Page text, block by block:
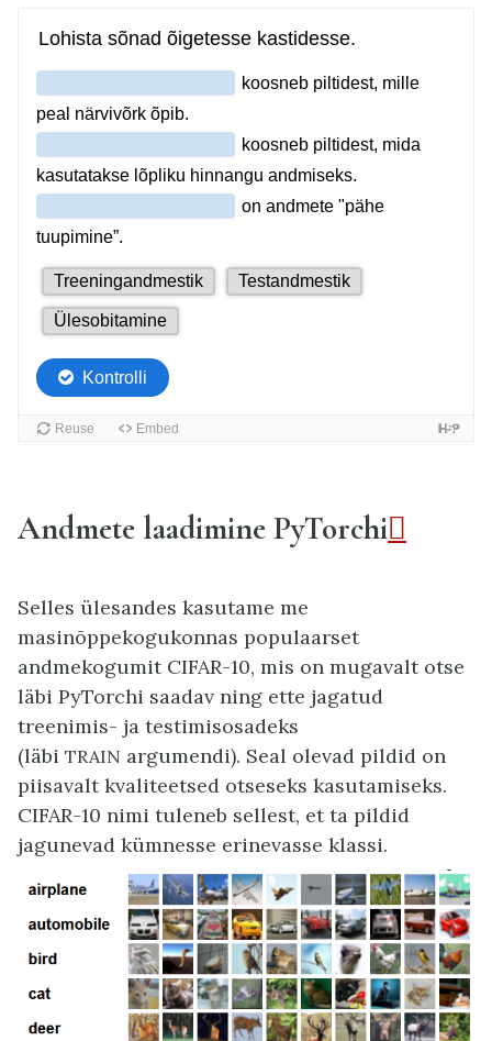
Andmete laadimine PyTorchi
Selles ülesandes kasutame me
masinõppekogukonnas populaarset
andmekogumit CIFAR-10, mis on mugavalt otse
läbi PyTorchi saadav ning ette jagatud
treenimis- ja testimisosadeks
(läbi TRAIN argumendi). Seal olevad pildid on
piisavalt kvaliteetsed otseseks kasutamiseks.
CIFAR-10 nimi tuleneb sellest, et ta pildid
jagunevad kümnesse erinevasse klassi.